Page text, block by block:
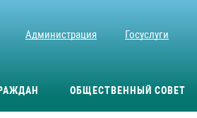
Администрация Госуслуги
ОБЩЕСТВЕННЫЙ СОВЕТ